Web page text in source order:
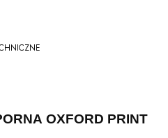
OXFORD PRINT